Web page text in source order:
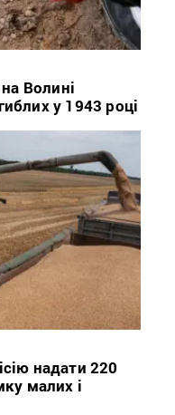
Волині
у 1943 році
надати 220
малих і